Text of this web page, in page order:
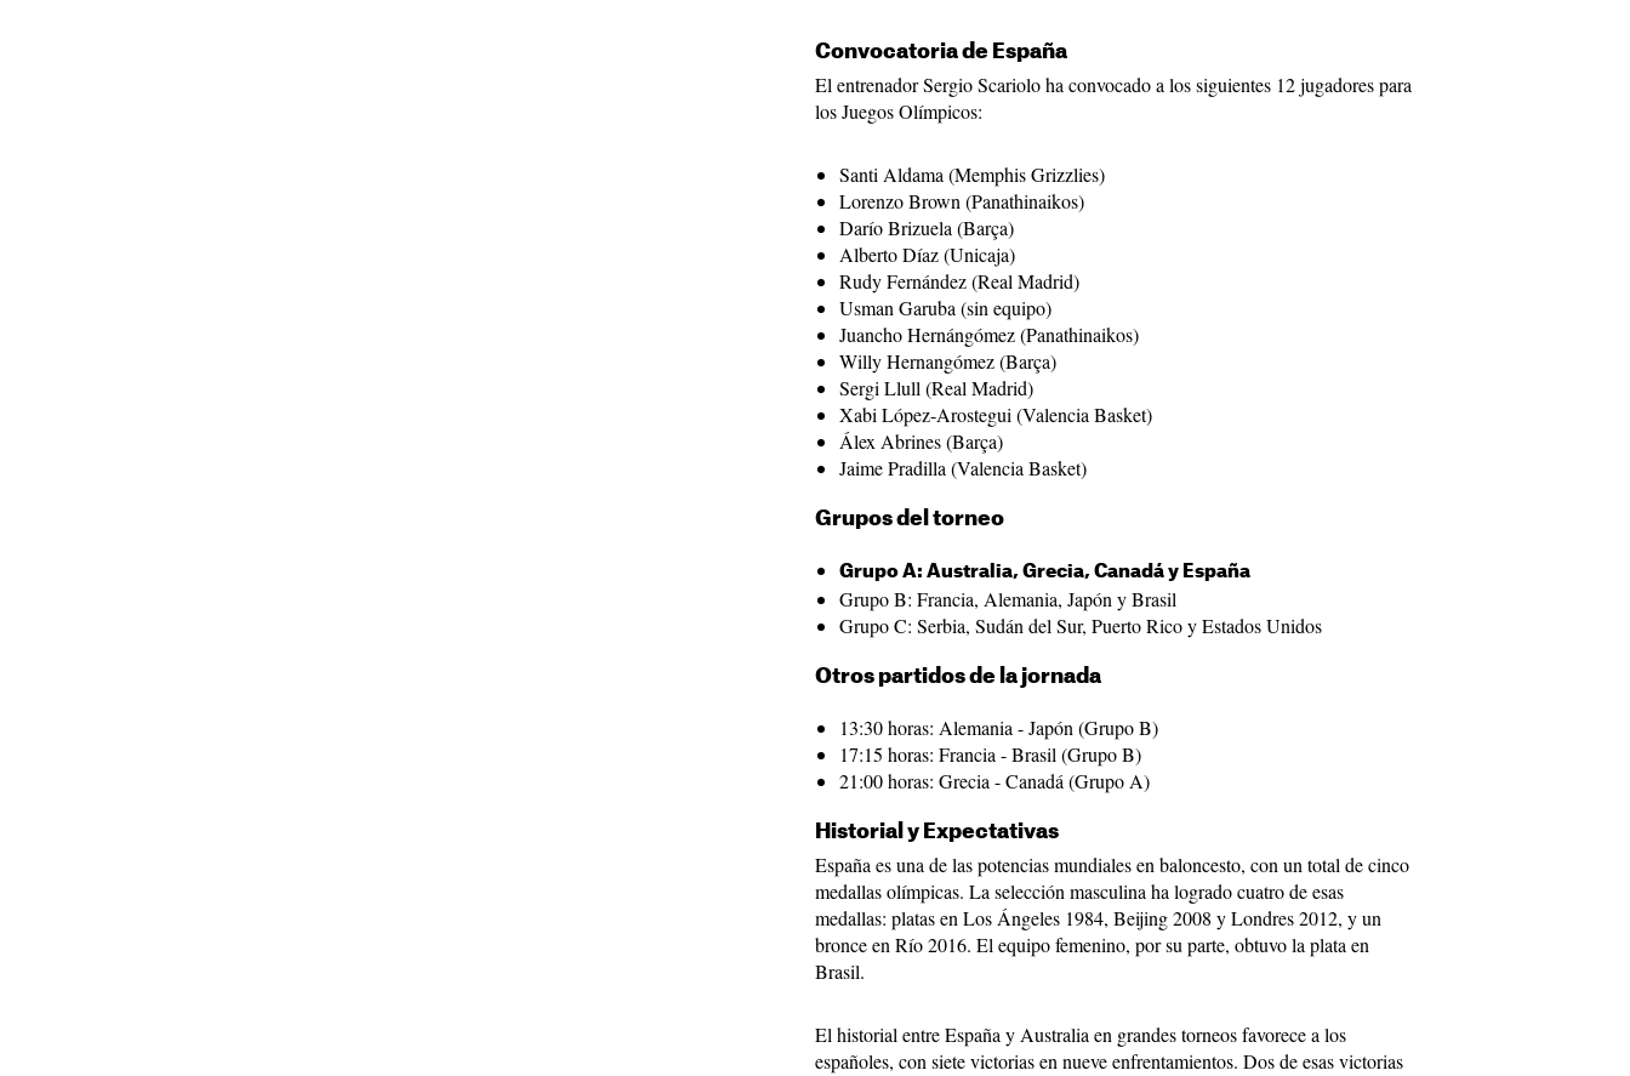
Convocatoria de España
El entrenador Sergio Scariolo ha convocado a los siguientes 12 jugadores para
los Juegos Olímpicos:
Santi Aldama (Memphis Grizzlies)
Lorenzo Brown (Panathinaikos)
Darío Brizuela (Barça)
Alberto Díaz (Unicaja)
Rudy Fernández (Real Madrid)
Usman Garuba (sin equipo)
Juancho Hernángómez (Panathinaikos)
Willy Hernangómez (Barça)
Sergi Llull (Real Madrid)
Xabi López-Arostegui (Valencia Basket)
Álex Abrines (Barça)
Jaime Pradilla (Valencia Basket)
Grupos del torneo
Grupo A: Australia, Grecia, Canadá y España
Grupo B: Francia, Alemania, Japón y Brasil
Grupo C: Serbia, Sudán del Sur, Puerto Rico y Estados Unidos
Otros partidos de la jornada
13:30 horas: Alemania - Japón (Grupo B)
17:15 horas: Francia - Brasil (Grupo B)
21:00 horas: Grecia - Canadá (Grupo A)
Historial y Expectativas
España es una de las potencias mundiales en baloncesto, con un total de cinco
medallas olímpicas. La selección masculina ha logrado cuatro de esas
medallas: platas en Los Ángeles 1984, Beijing 2008 y Londres 2012, y un
bronce en Río 2016. El equipo femenino, por su parte, obtuvo la plata en
Brasil.
El historial entre España y Australia en grandes torneos favorece a los
españoles, con siete victorias en nueve enfrentamientos. Dos de esas victorias